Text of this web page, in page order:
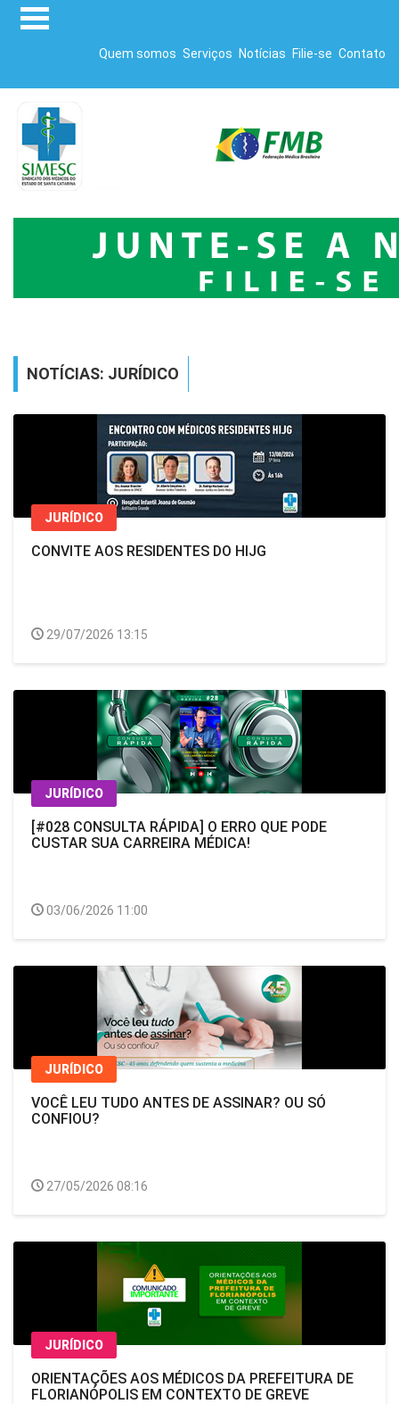
Quem somos Serviços Notícias Filie-se Contato
NOTÍCIAS: JURÍDICO
JURÍDICO
CONVITE AOS RESIDENTES DO HIJG
29/07/2026 13:15
JURÍDICO
[#028 CONSULTA RÁPIDA] O ERRO QUE PODE
CUSTAR SUA CARREIRA MÉDICA!
03/06/2026 11:00
JURÍDICO
VOCÊ LEU TUDO ANTES DE ASSINAR? OU SÓ
CONFIOU?
27/05/2026 08:16
JURÍDICO
ORIENTAÇÕES AOS MÉDICOS DA PREFEITURA DE
FLORIANÓPOLIS EM CONTEXTO DE GREVE